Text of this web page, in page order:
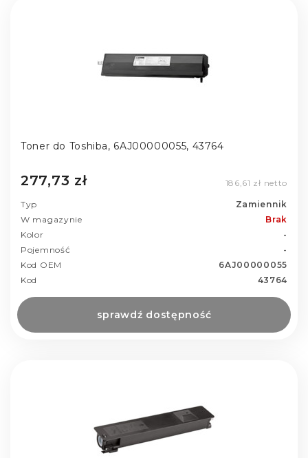
Toner do Toshiba, 6AJ00000055, 43764
277,73 zł 186,61 zł netto
Typ
Zamiennik
W magazynie
Brak
Kolor
-
Pojemność
-
Kod OEM
6AJ00000055
Kod
43764
sprawdź dostępność